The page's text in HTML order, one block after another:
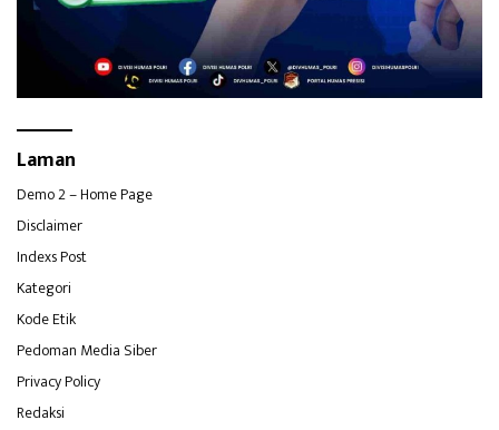
Laman
Demo 2 – Home Page
Disclaimer
Indexs Post
Kategori
Kode Etik
Pedoman Media Siber
Privacy Policy
Redaksi